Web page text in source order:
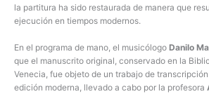
la partitura ha sido restaurada de manera que
ejecución en tiempos modernos.
En el programa de mano, el musicólogo Danilo
que el manuscrito original, conservado en la
Venecia, fue objeto de un trabajo de
edición moderna, llevado a cabo por la profesora